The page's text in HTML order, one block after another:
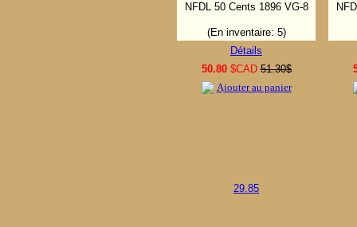
NFDL 50 Cents 1896 VG-8
(En inventaire: 5)
Détails
50.80$CAD 51.30$
Ajouter au panier
29.85